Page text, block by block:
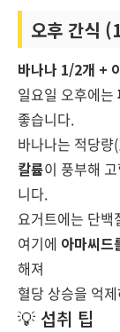
오후 간식
바나나 1/2개 +
일요일 오후에는
좋습니다.
바나나는 적당
칼륨이 풍부해
니다.
요거트에는 단백
여기에 아마씨드
해져
혈당 상승을 억
💡 섭취 팁